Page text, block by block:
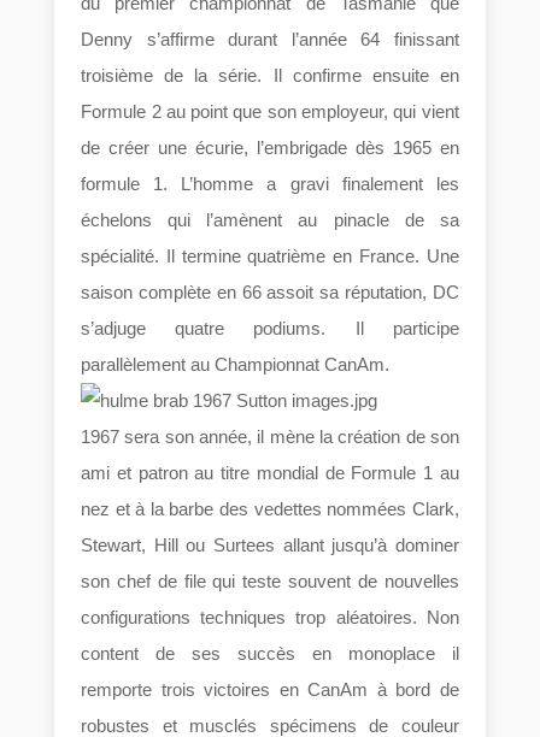
Denny s’affirme durant l’année 64 finissant
troisième de la série. Il confirme ensuite en
Formule 2 au point que son employeur, qui vient
de créer une écurie, l’embrigade dès 1965 en
formule 1. L’homme a gravi finalement les
échelons qui l’amènent au pinacle de sa
spécialité. Il termine quatrième en France. Une
saison complète en 66 assoit sa réputation, DC
s’adjuge quatre podiums. Il participe
parallèlement au Championnat CanAm.
1967 sera son année, il mène la création de son
ami et patron au titre mondial de Formule 1 au
nez et à la barbe des vedettes nommées Clark,
Stewart, Hill ou Surtees allant jusqu’à dominer
son chef de file qui teste souvent de nouvelles
configurations techniques trop aléatoires. Non
content de ses succès en monoplace il
remporte trois victoires en CanAm à bord de
robustes et musclés spécimens de couleur